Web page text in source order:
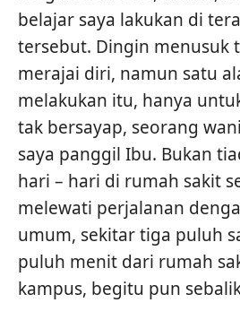
belajar saya lakukan di
tersebut. Dingin menusuk
merajai diri, namun satu
melakukan itu, hanya
tak bersayap, seorang
saya panggil Ibu. Bukan
hari – hari di rumah sakit
melewati perjalanan
umum, sekitar tiga puluh
puluh menit dari rumah
kampus, begitu pun